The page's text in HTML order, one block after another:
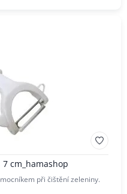
7 cm_hamashop
při čištění zeleniny.